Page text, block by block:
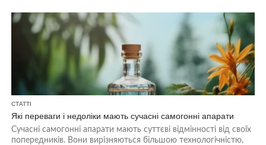
СТАТТІ
Які переваги і недоліки мають сучасні самогонні апарати
Сучасні самогонні апарати мають суттєві відмінності від своїх
попередників. Вони вирізняються більшою технологічністю,